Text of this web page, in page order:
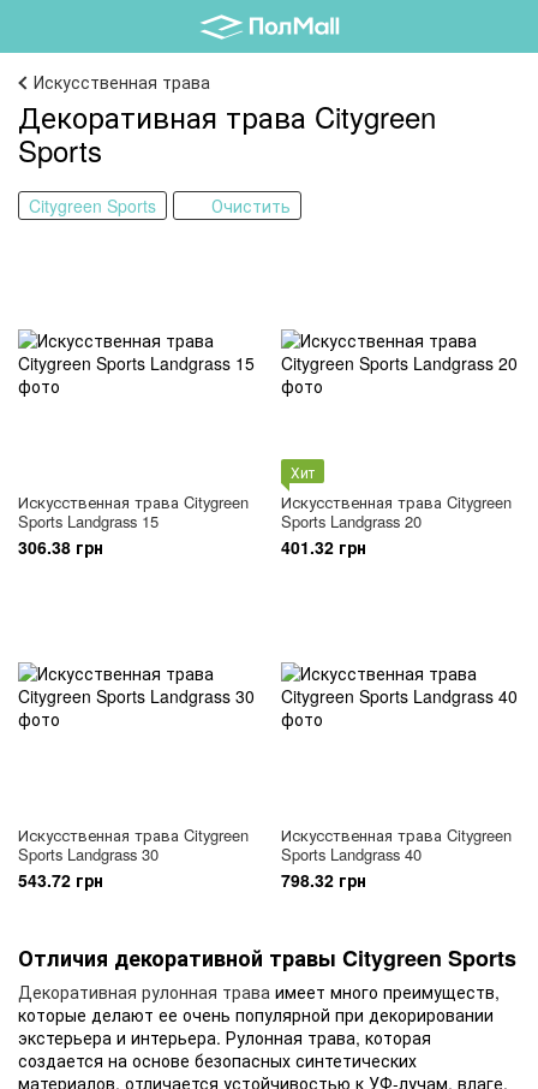
Искусственная трава
Декоративная трава Citygreen
Sports
Citygreen Sports Очистить
Искусственная трава Citygreen
Sports Landgrass 15
306.38 грн
Хит
Искусственная трава Citygreen
Sports Landgrass 20
401.32 грн
Искусственная трава Citygreen
Sports Landgrass 30
543.72 грн
Искусственная трава Citygreen
Sports Landgrass 40
798.32 грн
Отличия декоративной травы Citygreen Sports
Декоративная рулонная трава имеет много преимуществ,
которые делают ее очень популярной при декорировании
экстерьера и интерьера. Рулонная трава, которая
создается на основе безопасных синтетических
материалов, отличается устойчивостью к УФ-лучам, влаге,